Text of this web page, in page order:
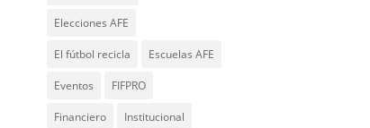
Elecciones AFE
El fútbol recicla Escuelas AFE
Eventos FIFPRO
Financiero Institucional